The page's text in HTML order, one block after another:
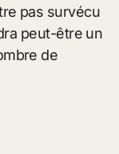
pas survécu
peut-être un
de